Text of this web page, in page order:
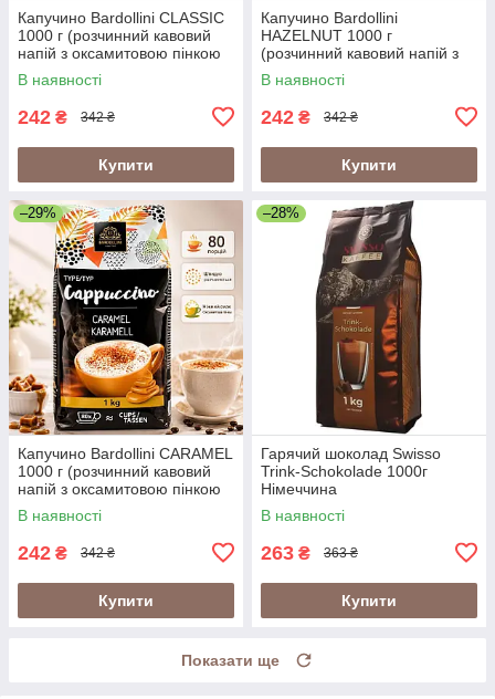
Капучино Bardollini CLASSIC
1000 г (розчинний кавовий
напій з оксамитовою пінкою
Bardollini Cappuccino Classic)
В наявності
242 ₴ 342 ₴
Купити
Капучино Bardollini
HAZELNUT 1000 г
(розчинний кавовий напій з
оксамитовою пінкою
Bardollini Cappuccino
В наявності
242 ₴ 342 ₴
Купити
–29%
Капучино Bardollini CARAMEL
1000 г (розчинний кавовий
напій з оксамитовою пінкою
Bardollini Cappuccino
Caramel)
В наявності
242 ₴ 342 ₴
Купити
–28%
Гарячий шоколад Swisso
Trink-Schokolade 1000г
Німеччина
В наявності
263 ₴ 363 ₴
Купити
Показати ще